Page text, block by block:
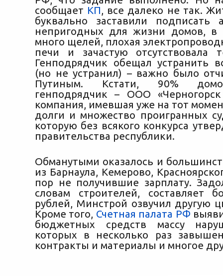
сообщает КП, все далеко не так.
буквально заставили подписать
непригодных для жизни домов, в
много щелей, плохая
печи и зачастую отсутствовала
Генподрядчик обещал устранить
(но не устранил) – важно было
Путиным. Кстати, 90%
генподрядчик – ООО «Черногорск
компания, имевшая уже на тот
долги и множество проигранных
которую без всякого конкурса
правительства республики.
Обманутыми оказалось и
из Барнаула, Кемерово,
пор не получившие зарплату.
словам строителей, составляет
рублей, Минстрой озвучил другую
Кроме того, Счетная палата РФ
бюджетных средств массу
которых в несколько раз
контракты и материалы и многое